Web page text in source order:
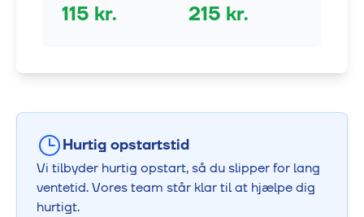
115 kr. 215 kr.
Hurtig opstartstid
Vi tilbyder hurtig opstart, så du slipper for lang
ventetid. Vores team står klar til at hjælpe dig
hurtigt.